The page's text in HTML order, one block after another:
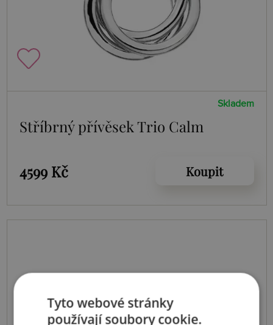
Skladem
Stříbrný přívěsek Trio Calm
4599 Kč Koupit
Tyto webové stránky
používají soubory cookie.